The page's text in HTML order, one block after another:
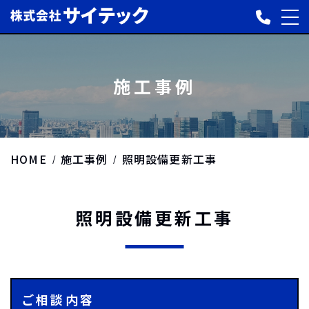
施工事例
HOME 施工事例 照明設備更新工事
照明設備更新工事
ご相談内容